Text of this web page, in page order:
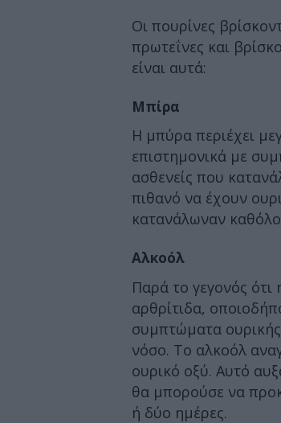
Οι πουρίνες
πρωτεΐνες και
είναι αυτά:
Μπίρα
Η μπύρα περιέχει
επιστημονικά με
ασθενείς που
πιθανό να έχουν
κατανάλωναν
Αλκοόλ
Παρά το γεγονός ότι
αρθρίτιδα,
συμπτώματα ουρικής
νόσο. Το αλκοόλ
ουρικό οξύ. Αυτό
θα μπορούσε να
ή δύο ημέρες.